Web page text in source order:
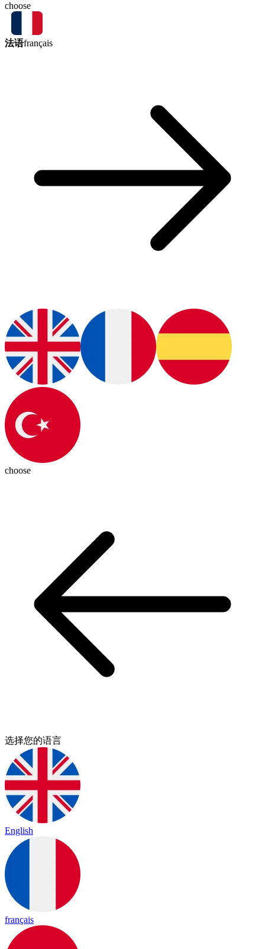
choose
法语français
choose
选择您的语言
English
français